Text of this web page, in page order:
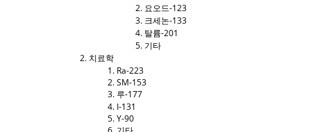
요오드-123
크세논-133
탈륨-201
기타
치료학
Ra-223
SM-153
루-177
I-131
Y-90